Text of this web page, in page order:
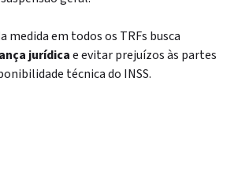
medida em todos os TRFs busca
jurídicae evitar prejuízos às partes
técnica do INSS.